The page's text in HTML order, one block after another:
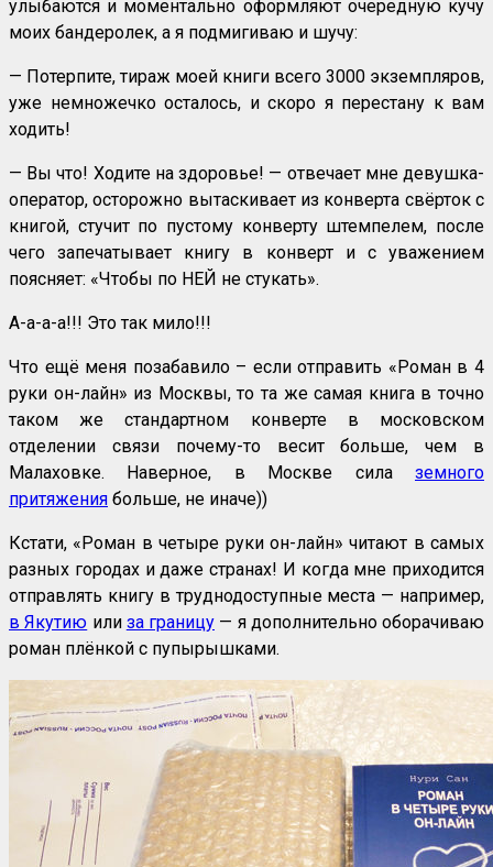
улыбаются и моментально оформляют очередную кучу
моих бандеролек, а я подмигиваю и шучу:
— Потерпите, тираж моей книги всего 3000 экземпляров,
уже немножечко осталось, и скоро я перестану к вам
ходить!
— Вы что! Ходите на здоровье! — отвечает мне девушка-
оператор, осторожно вытаскивает из конверта свёрток с
книгой, стучит по пустому конверту штемпелем, после
чего запечатывает книгу в конверт и с уважением
поясняет: «Чтобы по НЕЙ не стукать».
А-а-а-а!!! Это так мило!!!
Что ещё меня позабавило – если отправить «Роман в 4
руки он-лайн» из Москвы, то та же самая книга в точно
таком же стандартном конверте в московском
отделении связи почему-то весит больше, чем в
Малаховке. Наверное, в Москве сила земного
притяжения больше, не иначе))
Кстати, «Роман в четыре руки он-лайн» читают в самых
разных городах и даже странах! И когда мне приходится
отправлять книгу в труднодоступные места — например,
в Якутию или за границу — я дополнительно оборачиваю
роман плёнкой с пупырышками.